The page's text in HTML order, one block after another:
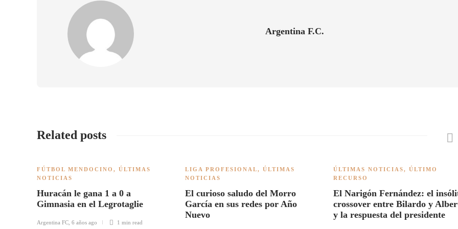
Argentina F.C.
Related posts
FÚTBOL MENDOCINO , ÚLTIMAS
NOTICIAS
Huracán le gana 1 a 0 a
Gimnasia en el Legrotaglie
Argentina FC 6 años ago 1 min read
LIGA PROFESIONAL, ÚLTIMAS
NOTICIAS
El curioso saludo del Morro
García en sus redes por Año
Nuevo
ÚLTIMAS NOTICIAS, ÚLTIMO
RECURSO
El Narigón Fernández: el
crossover entre Bilardo y
y la respuesta del presidente